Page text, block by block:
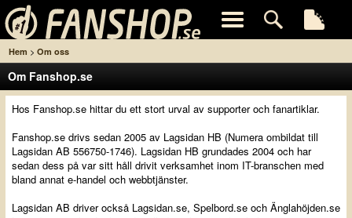
Hem > Om oss
Om Fanshop.se
Hos Fanshop.se hittar du ett stort urval av supporter och fanartiklar.
Fanshop.se drivs sedan 2005 av Lagsidan HB (Numera ombildat till
Lagsidan AB 556750-1746). Lagsidan HB grundades 2004 och har
sedan dess på var sitt håll drivit verksamhet inom IT-branschen med
bland annat e-handel och webbtjänster.
Lagsidan AB driver också Lagsidan.se, Spelbord.se och Änglahöjden.se